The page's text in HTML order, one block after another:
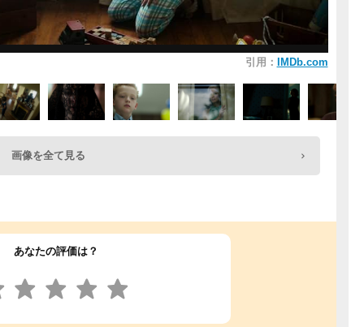
引用： IMDb.com
画像を全て見る
あなたの評価は？